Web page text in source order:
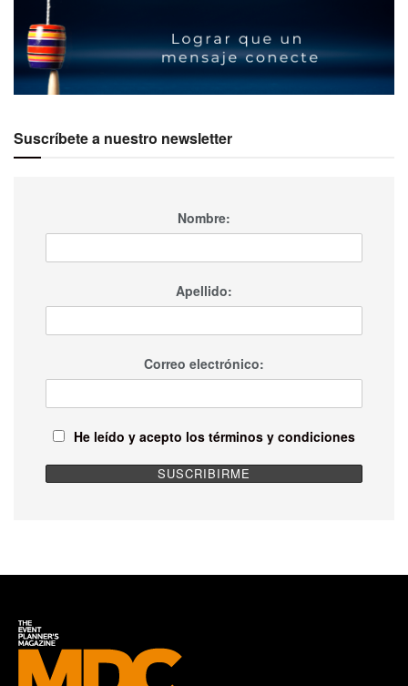
Suscríbete a nuestro newsletter
Nombre:
Apellido:
Correo electrónico:
He leído y acepto los términos y condiciones